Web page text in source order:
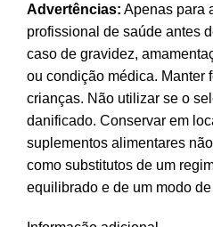
Advertências: Apenas para
profissional de saúde antes
caso de gravidez,
ou condição médica. Manter
crianças. Não utilizar se o
danificado. Conservar em
suplementos alimentares
como substitutos de um
equilibrado e de um modo